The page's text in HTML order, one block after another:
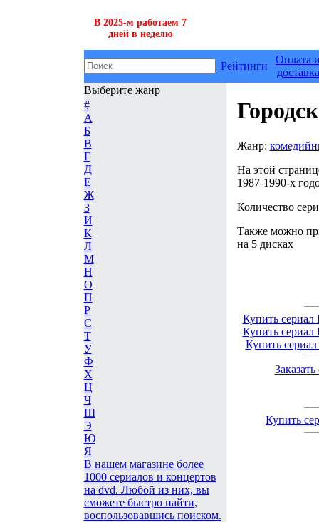
В 2025-м работаем 7
дней в неделю
Рейтинги
Оплата
доставка
Выберите жанр
#
А
Б
В
Г
Д
Е
Ж
З
И
К
Л
М
Н
О
П
Р
С
Т
У
Ф
Х
Ц
Ч
Ш
Э
Ю
Я
В нашем магазине более
1000 сериалов и концертов
на dvd. Любой из них, вы
сможете быстро найти,
воспользовавшись поиском.
Жанр:
На этой
1987-1990-х
Количество
Также можно
на 5 дисках
Купить сериал
Купить сериал
Купить
Купить